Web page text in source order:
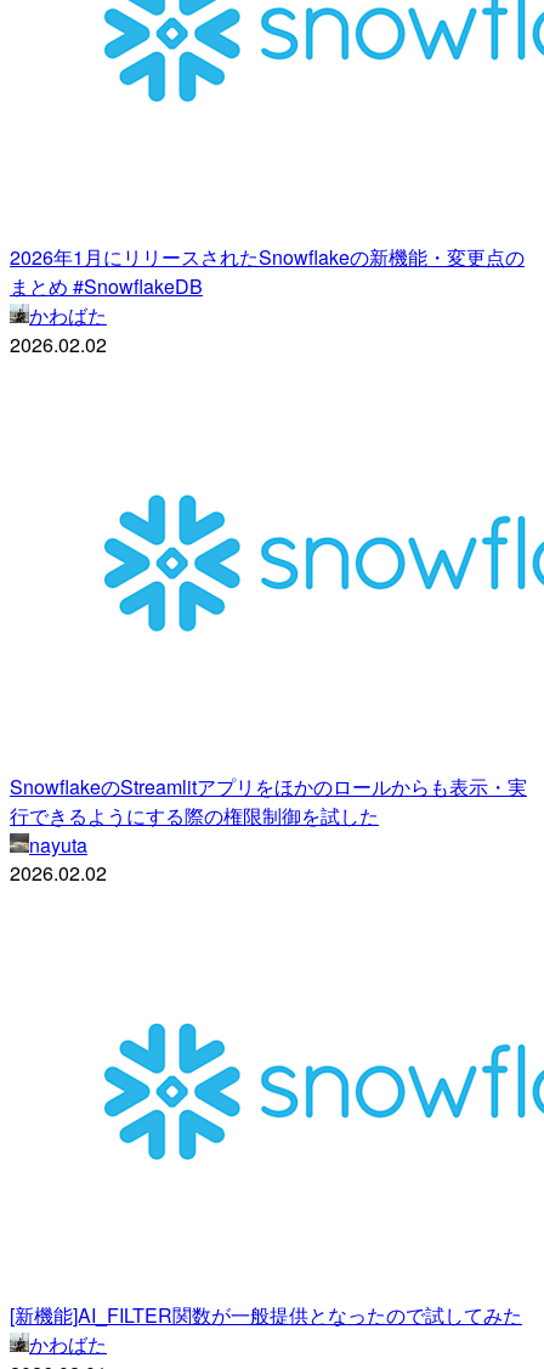
2026年1月にリリースされたSnowflakeの新機能・変更点の
まとめ #SnowflakeDB
かわばた
2026.02.02
SnowflakeのStreamlitアプリをほかのロールからも表示・実
行できるようにする際の権限制御を試した
nayuta
2026.02.02
[新機能]AI_FILTER関数が一般提供となったので試してみた
かわばた